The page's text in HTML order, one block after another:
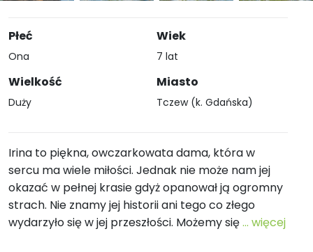
Płeć
Ona
Wielkość
Duży
Wiek
7 lat
Miasto
Tczew (k. Gdańska)
Irina to piękna, owczarkowata dama, która w
sercu ma wiele miłości. Jednak nie może nam jej
okazać w pełnej krasie gdyż opanował ją ogromny
strach. Nie znamy jej historii ani tego co złego
wydarzyło się w jej przeszłości. Możemy się... więcej